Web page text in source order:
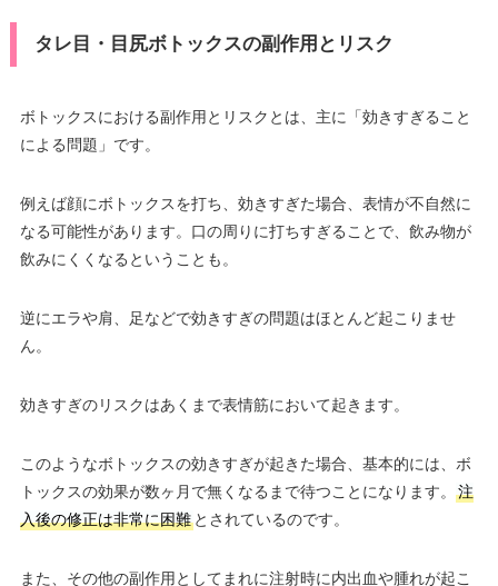
タレ目・目尻ボトックスの副作用とリスク
ボトックスにおける副作用とリスクとは、主に「効きすぎること
による問題」です。
例えば顔にボトックスを打ち、効きすぎた場合、表情が不自然に
なる可能性があります。口の周りに打ちすぎることで、飲み物が
飲みにくくなるということも。
逆にエラや肩、足などで効きすぎの問題はほとんど起こりませ
ん。
効きすぎのリスクはあくまで表情筋において起きます。
このようなボトックスの効きすぎが起きた場合、基本的には、ボ
トックスの効果が数ヶ月で無くなるまで待つことになります。
注
入後の修正は非常に困難とされているのです。
また、その他の副作用としてまれに注射時に内出血や腫れが起こ